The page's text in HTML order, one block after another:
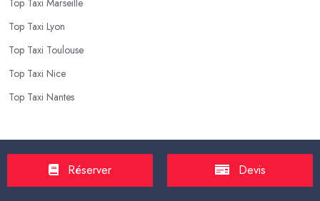
Top Taxi Lyon
Top Taxi Toulouse
Top Taxi Nice
Top Taxi Nantes
Tarif Course TaxiRéserver Devis